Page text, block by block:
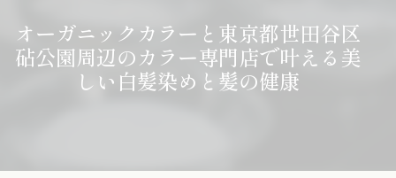
オーガニックカラーと東京都世田谷区
砧公園周辺のカラー専門店で叶える美
しい白髪染めと髪の健康